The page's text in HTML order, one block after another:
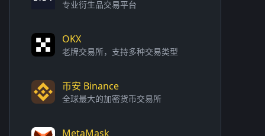
专业衍生品交易平台
OKX
老牌交易所，支持多种交易类型
币安 Binance
全球最大的加密货币交易所
MetaMask